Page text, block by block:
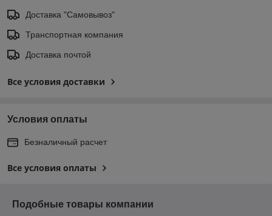
Доставка "Самовывоз"
Транспортная компания
Доставка почтой
Все условия доставки
Условия оплаты
Безналичный расчет
Все условия оплаты
Подобные товары компании